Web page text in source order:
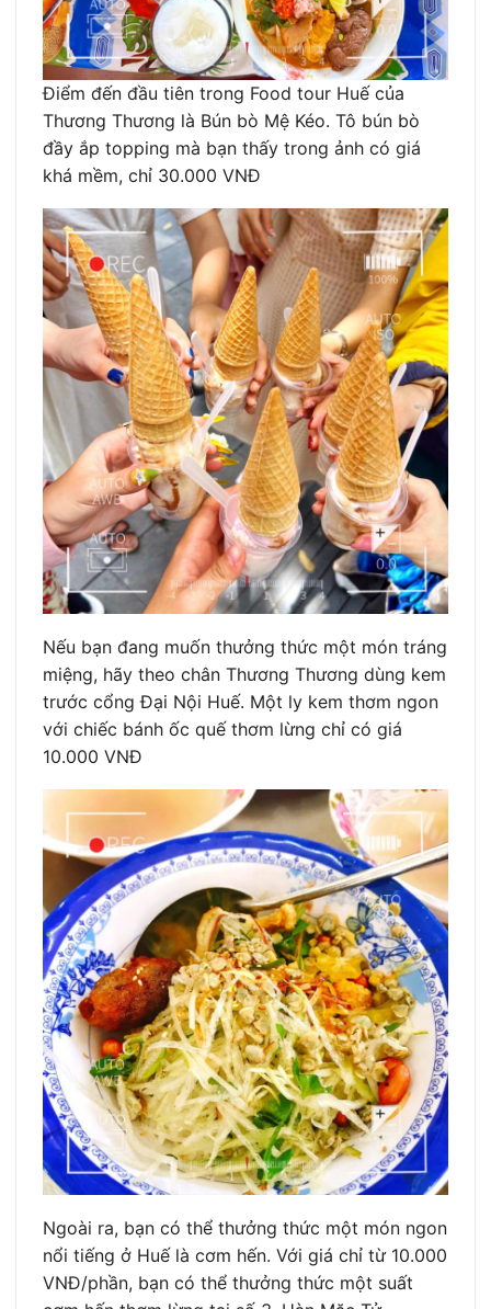
Điểm đến đầu tiên trong Food tour Huế của
Thương Thương là Bún bò Mệ Kéo. Tô bún bò
đầy ắp topping mà bạn thấy trong ảnh có giá
khá mềm, chỉ 30.000 VNĐ
Nếu bạn đang muốn thưởng thức một món tráng
miệng, hãy theo chân Thương Thương dùng kem
trước cổng Đại Nội Huế. Một ly kem thơm ngon
với chiếc bánh ốc quế thơm lừng chỉ có giá
10.000 VNĐ
Ngoài ra, bạn có thể thưởng thức một món ngon
nổi tiếng ở Huế là cơm hến. Với giá chỉ từ 10.000
VNĐ/phần, bạn có thể thưởng thức một suất